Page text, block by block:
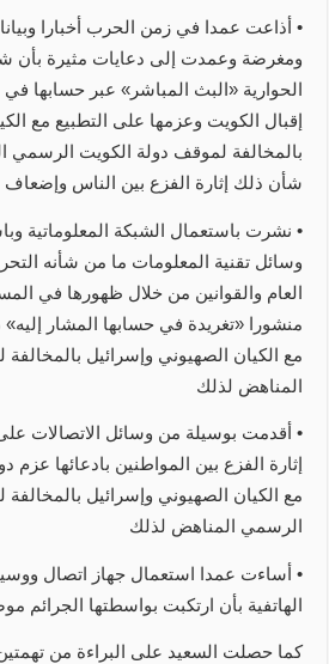
• أذاعت عمدا في زمن الحرب أخبارا
ومغرضة وعمدت إلى دعايات مثيرة بأن
الحوارية «البث المباشر» عبر حسابها
إقبال الكويت وعزمها على التطبيع مع
بالمخالفة لموقف دولة الكويت الرسمي
شأن ذلك إثارة الفزع بين الناس وإضعاف
• نشرت باستعمال الشبكة المعلوماتية
وسائل تقنية المعلومات ما من شأنه
العام والقوانين من خلال ظهورها في
منشورا «تغريدة في حسابها المشار
مع الكيان الصهيوني وإسرائيل
المناهض لذلك
• أقدمت بوسيلة من وسائل الاتصالات
إثارة الفزع بين المواطنين بادعائها عزم
مع الكيان الصهيوني وإسرائيل
الرسمي المناهض لذلك
• أساءت عمدا استعمال جهاز اتصال
الهاتفية بأن ارتكبت بواسطتها الجرائم
كما حصلت السعيد على البراءة من